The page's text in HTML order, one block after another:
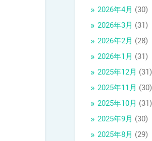
2026年4月 (30)
2026年3月 (31)
2026年2月 (28)
2026年1月 (31)
2025年12月 (31)
2025年11月 (30)
2025年10月 (31)
2025年9月 (30)
2025年8月 (29)